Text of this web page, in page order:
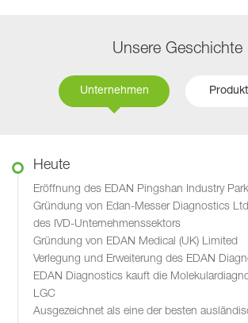
Unsere Geschichte
Unternehmen
Heute
Eröffnung des EDAN Pingshan Industry
Gründung von Edan-Messer Diagnostics
des IVD-Unternehmenssektors
Gründung von EDAN Medical (UK) Limited
Verlegung und Erweiterung des EDAN
EDAN Diagnostics kauft die
LGC
Ausgezeichnet als eine der besten